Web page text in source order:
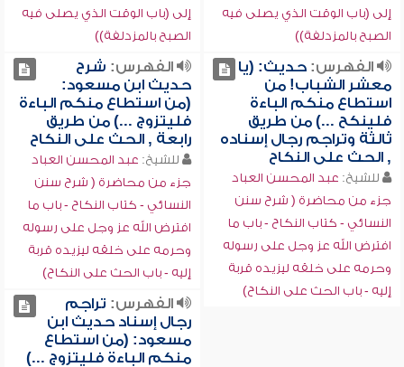
إلى (باب الوقت الذي يصلى فيه
الصبح بالمزدلفة))
إلى (باب الوقت الذي يصلى فيه
الصبح بالمزدلفة))
الفهرس:حديث: (يا
معشر الشباب! من
استطاع منكم الباءة
فلينكح ...) من طريق
ثالثة وتراجم رجال إسناده
, الحث على النكاح
للشيخ: عبد المحسن العباد
جزء من محاضرة ( شرح سنن
النسائي - كتاب النكاح - باب ما
افترض الله عز وجل على رسوله
وحرمه على خلقه ليزيده قربة
إليه - باب الحث على النكاح)
الفهرس: شرح
حديث ابن مسعود:
(من استطاع منكم الباءة
فليتزوج ...) من طريق
رابعة , الحث على النكاح
للشيخ: عبد المحسن العباد
جزء من محاضرة ( شرح سنن
النسائي - كتاب النكاح - باب ما
افترض الله عز وجل على رسوله
وحرمه على خلقه ليزيده قربة
إليه - باب الحث على النكاح)
الفهرس: تراجم
رجال إسناد حديث ابن
مسعود: (من استطاع
منكم الباءة فليتزوج ...)